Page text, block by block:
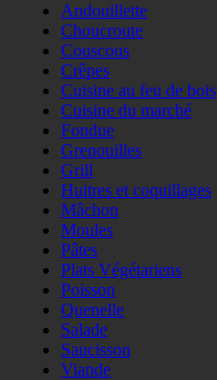
Andouillette
Choucroute
Couscous
Crêpes
Cuisine au feu de bois
Cuisine du marché
Fondue
Grenouilles
Grill
Huitres et coquillages
Mâchon
Moules
Pâtes
Plats Végétariens
Poisson
Quenelle
Salade
Saucisson
Viande